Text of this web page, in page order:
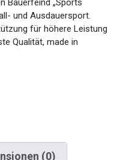
und Ausdauersport.
für höhere
Robuste Qualität, made
(0)